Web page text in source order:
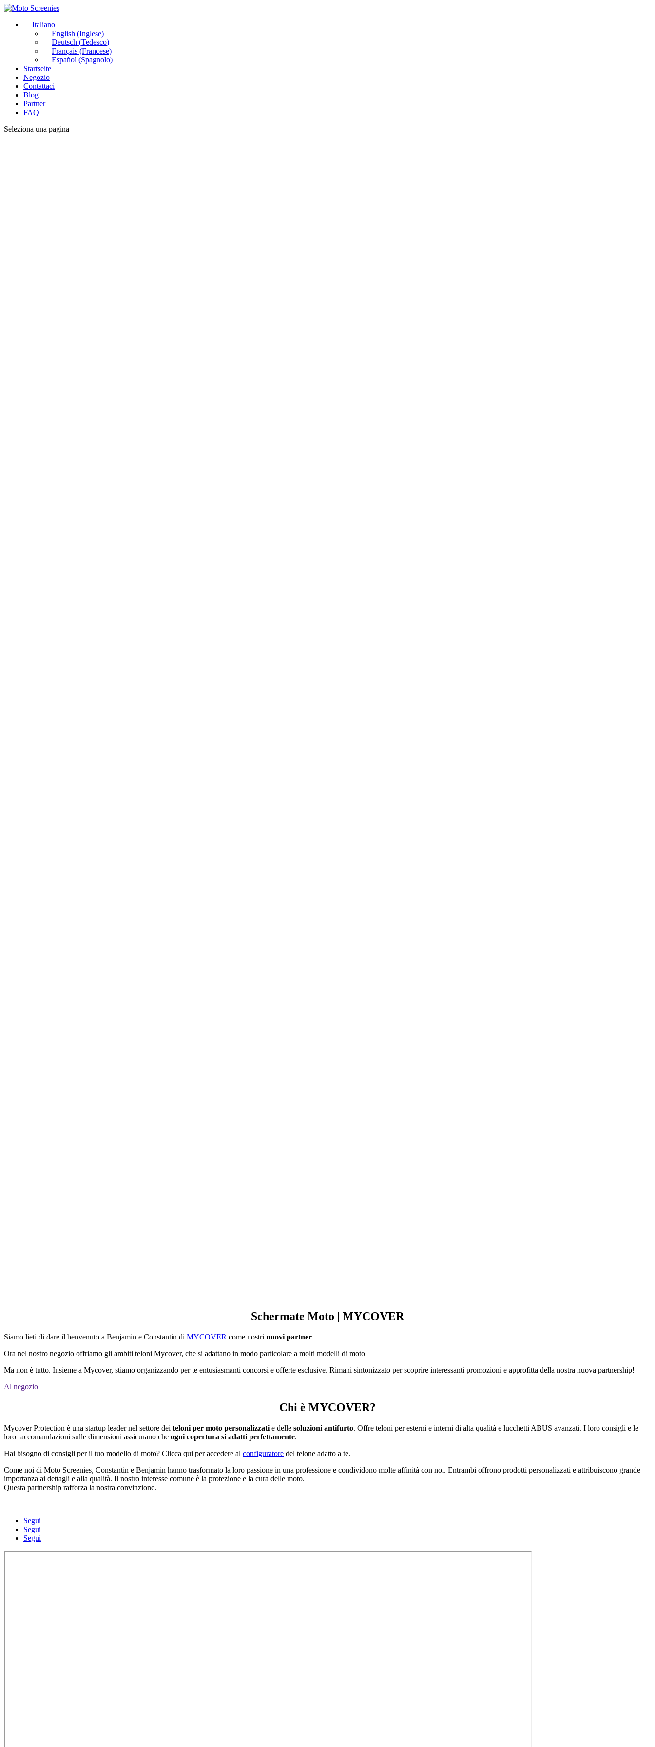
Italiano
English (Inglese)
Deutsch (Tedesco)
Français (Francese)
Español (Spagnolo)
Startseite
Negozio
Contattaci
Blog
Partner
FAQ
Seleziona una pagina
Schermate Moto | MYCOVER
Siamo lieti di dare il benvenuto a Benjamin e Constantin di MYCOVER come nostri nuovi partner.
Ora nel nostro negozio offriamo gli ambiti teloni Mycover, che si adattano in modo particolare a molti modelli di moto.
Ma non è tutto. Insieme a Mycover, stiamo organizzando per te entusiasmanti concorsi e offerte esclusive. Rimani sintonizzato per scoprire interessanti promozioni e approfitta della nostra nuova partnership!
Al negozio
Chi è MYCOVER?
Mycover Protection è una startup leader nel settore dei teloni per moto personalizzati e delle soluzioni antifurto. Offre teloni per esterni e interni di alta qualità e lucchetti ABUS avanzati. I loro consigli e le
loro raccomandazioni sulle dimensioni assicurano che ogni copertura si adatti perfettamente.
Hai bisogno di consigli per il tuo modello di moto? Clicca qui per accedere al configuratore del telone adatto a te.
Come noi di Moto Screenies, Constantin e Benjamin hanno trasformato la loro passione in una professione e condividono molte affinità con noi. Entrambi offrono prodotti personalizzati e attribuiscono grande
importanza ai dettagli e alla qualità. Il nostro interesse comune è la protezione e la cura delle moto.
Questa partnership rafforza la nostra convinzione.
Segui
Segui
Segui